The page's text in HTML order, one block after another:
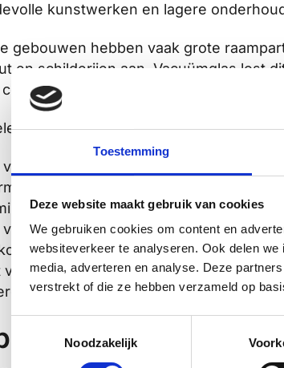
Toestemming
Deze website maakt gebruik van cookies
We gebruiken cookies om content en
websiteverkeer te analyseren. Ook delen
media, adverteren en analyse. Deze
verstrekt of die ze hebben verzameld op
Noodzakelijk
kunstwerken en lagere
gebouwen hebben vaak grote
en schilderijen aan. Vacuümglas lost
past perfect in bestaande
voor monumentale panden
originele kleuren in historische
van antieke meubels en
van vervaging van gordijnen en
van de authentieke uitstraling van het
voor restauratie en vervanging
verbetert vacuümglas het wooncomfort
terwijl de UV-bescherming
UV-